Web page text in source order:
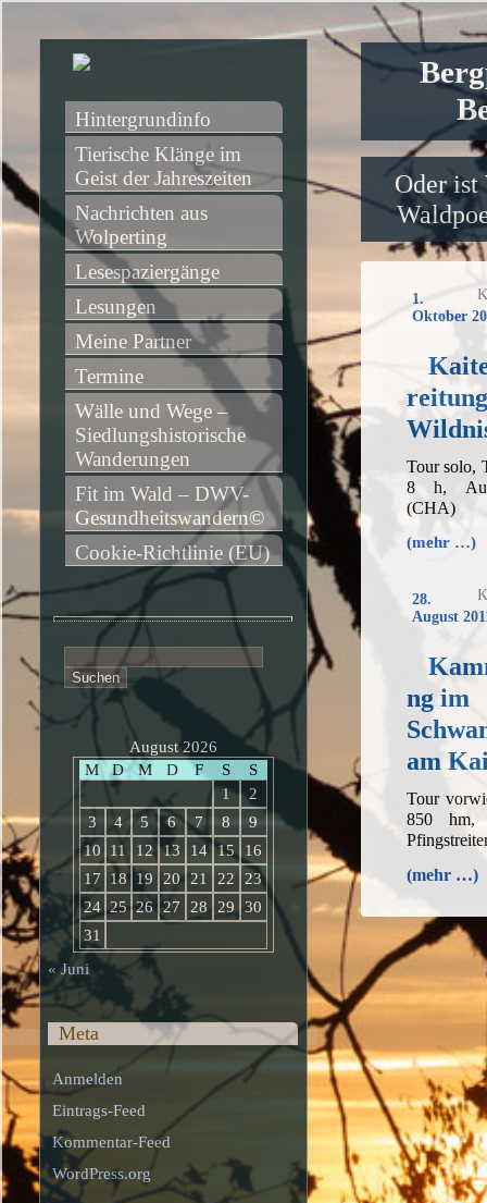
Oder ist
1.
Oktober
Tour solo,
8 h,
(CHA)
(mehr …)
28.
August
ng im
am
Tour
850 hm,
(mehr …)
Hintergrundinfo
Tierische Klänge im
Geist der Jahreszeiten
Nachrichten aus
Wolperting
Lesespaziergänge
Lesungen
Meine Partner
Termine
Wälle und Wege –
Siedlungshistorische
Wanderungen
Fit im Wald – DWV-
Gesundheitswandern©
Cookie-Richtlinie (EU)
nach:
August 2026
M
D M D F S
S
1
2
3
4 5 6 7 8
9
10
11 12 13 14 15
16
17
18 19 20 21 22
23
24 25 26 27 28 29
30
31
« Juni
Meta
Anmelden
Eintrags-Feed
Kommentar-Feed
WordPress.org